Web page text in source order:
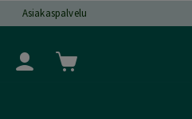
Asiakaspalvelu